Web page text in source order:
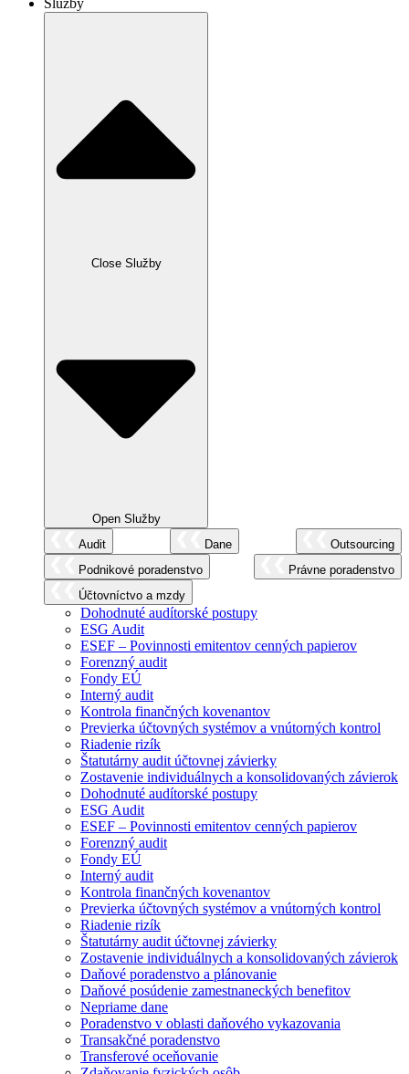
Close Služby
Open Služby
Audit
Dane
Outsourcing
Podnikové poradenstvo
Právne poradenstvo
Účtovníctvo a mzdy
Dohodnuté audítorské postupy
ESG Audit
ESEF – Povinnosti emitentov cenných papierov
Forenzný audit
Fondy EÚ
Interný audit
Kontrola finančných kovenantov
Previerka účtovných systémov a vnútorných kontrol
Riadenie rizík
Štatutárny audit účtovnej závierky
Zostavenie individuálnych a konsolidovaných závierok
Dohodnuté audítorské postupy
ESG Audit
ESEF – Povinnosti emitentov cenných papierov
Forenzný audit
Fondy EÚ
Interný audit
Kontrola finančných kovenantov
Previerka účtovných systémov a vnútorných kontrol
Riadenie rizík
Štatutárny audit účtovnej závierky
Zostavenie individuálnych a konsolidovaných závierok
Daňové poradenstvo a plánovanie
Daňové posúdenie zamestnaneckých benefitov
Nepriame dane
Poradenstvo v oblasti daňového vykazovania
Transakčné poradenstvo
Transferové oceňovanie